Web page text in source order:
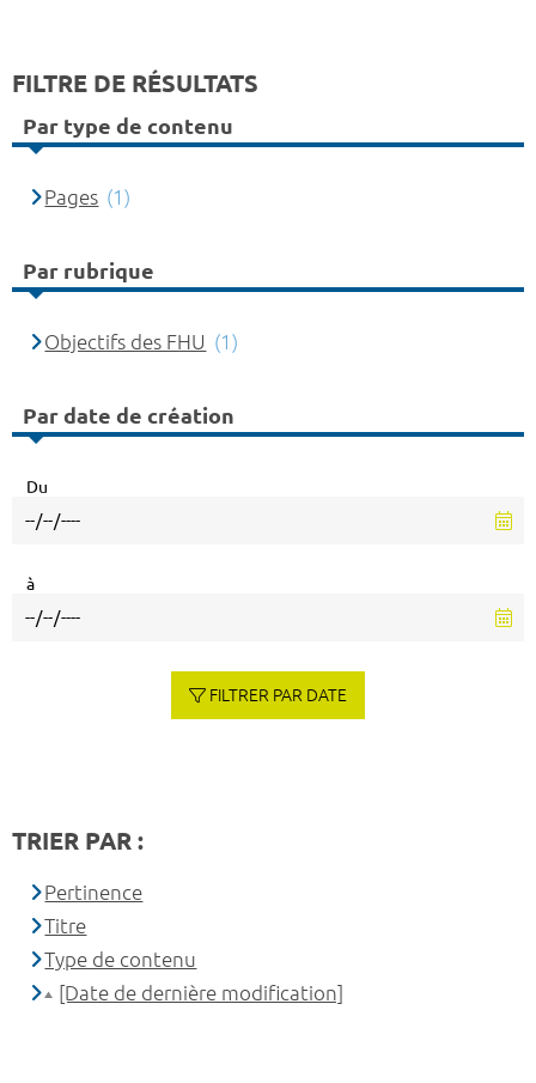
FILTRE DE RÉSULTATS
Par type de contenu
Pages (1)
Par rubrique
Objectifs des FHU (1)
Par date de création
Du
à
FILTRER PAR DATE
TRIER PAR :
Pertinence
Titre
Type de contenu
[Date de dernière modification]